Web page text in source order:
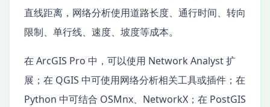
直线距离，网络分析使用道路长度、通行时间、转向
限制、单行线、速度、坡度等成本。
在 ArcGIS Pro 中，可以使用 Network Analyst 扩
展；在 QGIS 中可使用网络分析相关工具或插件；在
Python 中可结合 OSMnx、NetworkX；在 PostGIS